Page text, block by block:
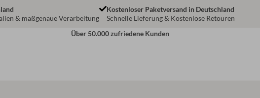
& maßgenaue Verarbeitung
Kostenloser Paketversand in Deutschland
Schnelle Lieferung & Kostenlose Retouren
Über 50.000 zufriedene Kunden